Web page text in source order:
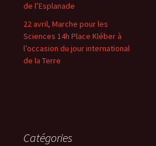
de l’Esplanade
22 avril, Marche pour les
Sciences 14h Place Kléber à
l’occasion du jour international
de la Terre
Catégories